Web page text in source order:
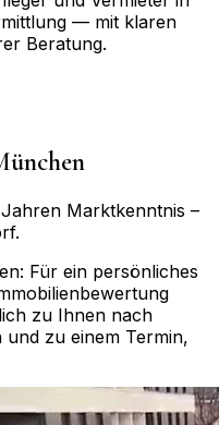
— mit klaren
Beratung.
Marktkenntnis –
.
Für ein persönliches
zu Ihnen nach
zu einem Termin,